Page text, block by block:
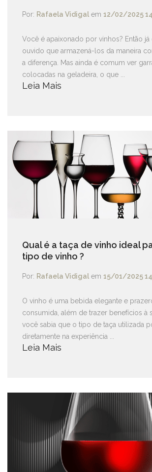
Por: Rafaela Vidigal em 12/02/2025
Você é apaixonado por vinhos? Então já
ouvido que armazená-los da maneira
a diferença. Mas ainda é comum ver
colocadas na geladeira, o que ...
Leia Mais
Qual é a taça de vinho ideal
tipo de vinho ?
Por: Rafaela Vidigal em 15/01/2025
O vinho é uma bebida elegante e
consumida, além de trazer benefícios à
você sabia que o tipo de taça utilizada
diretamente na experiência ...
Leia Mais